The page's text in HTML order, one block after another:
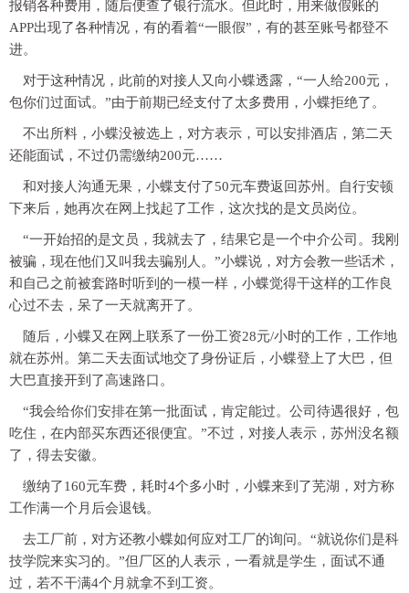
报销各种费用，随后便查了银行流水。但此时，用来做假账的
APP出现了各种情况，有的看着“一眼假”，有的甚至账号都登不
进。
对于这种情况，此前的对接人又向小蝶透露，“一人给200元，
包你们过面试。”由于前期已经支付了太多费用，小蝶拒绝了。
不出所料，小蝶没被选上，对方表示，可以安排酒店，第二天
还能面试，不过仍需缴纳200元……
和对接人沟通无果，小蝶支付了50元车费返回苏州。自行安顿
下来后，她再次在网上找起了工作，这次找的是文员岗位。
“一开始招的是文员，我就去了，结果它是一个中介公司。我刚
被骗，现在他们又叫我去骗别人。”小蝶说，对方会教一些话术，
和自己之前被套路时听到的一模一样，小蝶觉得干这样的工作良
心过不去，呆了一天就离开了。
随后，小蝶又在网上联系了一份工资28元/小时的工作，工作地
就在苏州。第二天去面试地交了身份证后，小蝶登上了大巴，但
大巴直接开到了高速路口。
“我会给你们安排在第一批面试，肯定能过。公司待遇很好，包
吃住，在内部买东西还很便宜。”不过，对接人表示，苏州没名额
了，得去安徽。
缴纳了160元车费，耗时4个多小时，小蝶来到了芜湖，对方称
工作满一个月后会退钱。
去工厂前，对方还教小蝶如何应对工厂的询问。“就说你们是科
技学院来实习的。”但厂区的人表示，一看就是学生，面试不通
过，若不干满4个月就拿不到工资。